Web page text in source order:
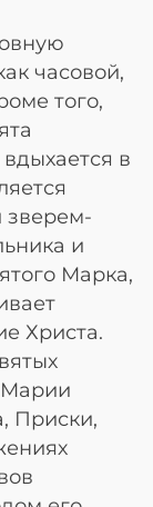
часовой,
того,
в
зверем-
и
Марка,
Христа.
Приски,